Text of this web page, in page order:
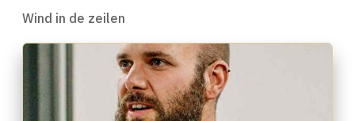
Wind in de zeilen